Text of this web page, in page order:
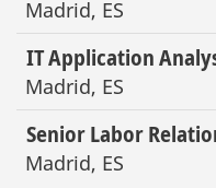
Madrid, ES
IT Application
Madrid, ES
Senior Labor
Madrid, ES